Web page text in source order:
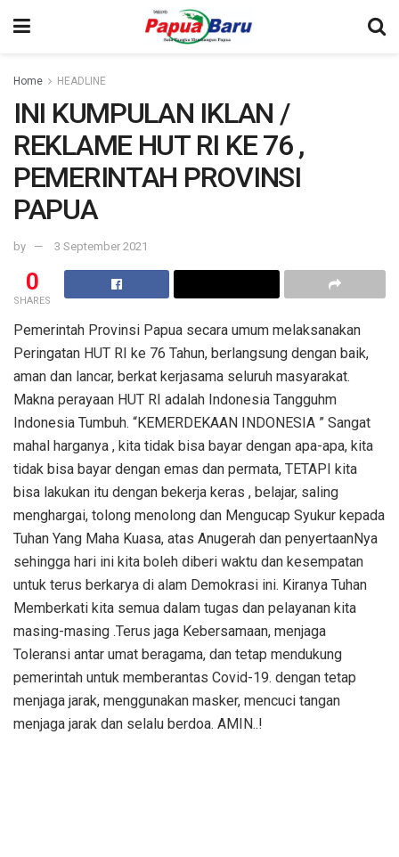
Home HEADLINE
INI KUMPULAN IKLAN /
REKLAME HUT RI KE 76 ,
PEMERINTAH PROVINSI
PAPUA
by 3 September 2021
0
SHARES
Pemerintah Provinsi Papua secara umum melaksanakan
Peringatan HUT RI ke 76 Tahun, berlangsung dengan baik,
aman dan lancar, berkat kerjasama seluruh masyarakat.
Makna perayaan HUT RI adalah Indonesia Tangguhm
Indonesia Tumbuh. “KEMERDEKAAN INDONESIA ” Sangat
mahal harganya , kita tidak bisa bayar dengan apa-apa, kita
tidak bisa bayar dengan emas dan permata, TETAPI kita
bisa lakukan itu dengan bekerja keras , belajar, saling
menghargai, tolong menolong dan Mengucap Syukur kepada
Tuhan Yang Maha Kuasa, atas Anugerah dan penyertaanNya
sehingga hari ini kita boleh diberi waktu dan kesempatan
untuk terus berkarya di alam Demokrasi ini. Kiranya Tuhan
Memberkati kita semua dalam tugas dan pelayanan kita
masing-masing .Terus jaga Kebersamaan, menjaga
Toleransi antar umat beragama, dan tetap mendukung
pemerintah untuk memberantas Covid-19. dengan tetap
menjaga jarak, menggunakan masker, mencuci tangan
menjaga jarak dan selalu berdoa. AMIN..!